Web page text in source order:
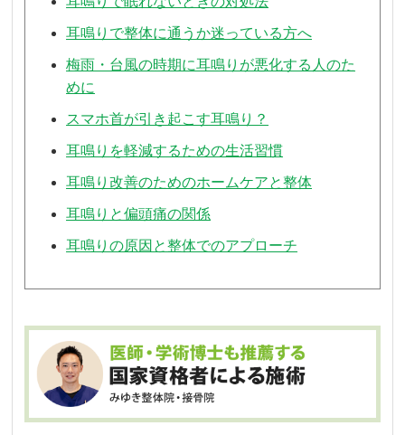
耳鳴りで整体に通うか迷っている方へ
梅雨・台風の時期に耳鳴りが悪化する人のた
めに
スマホ首が引き起こす耳鳴り？
耳鳴りを軽減するための生活習慣
耳鳴り改善のためのホームケアと整体
耳鳴りと偏頭痛の関係
耳鳴りの原因と整体でのアプローチ